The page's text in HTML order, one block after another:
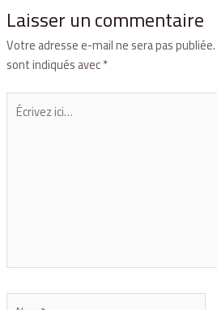
Laisser un commentaire
Votre adresse e-mail ne sera pas publiée.
sont indiqués avec*